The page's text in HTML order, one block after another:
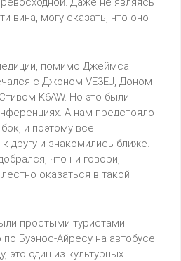
вина, могу сказать, что оно
помимо Джеймса
с Джоном VE3EJ, Доном
K6AW. Но это были
А нам предстояло
и поэтому все
другу и знакомились ближе.
что ни говори,
оказаться в такой
простыми туристами.
Буэнос-Айресу на автобусе.
это один из культурных